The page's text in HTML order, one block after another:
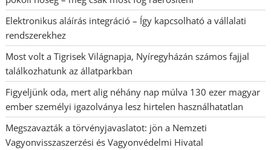
Elektronikus aláírás integráció – Így kapcsolható a vállalati
rendszerekhez
Most volt a Tigrisek Világnapja, Nyíregyházán számos fajjal
találkozhatunk az állatparkban
Figyeljünk oda, mert alig néhány nap múlva 130 ezer magyar
ember személyi igazolványa lesz hirtelen használhatatlan
Megszavazták a törvényjavaslatot: jön a Nemzeti
Vagyonvisszaszerzési és Vagyonvédelmi Hivatal